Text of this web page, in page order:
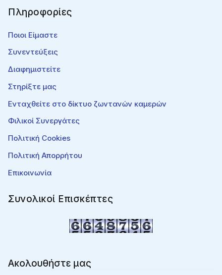
Πληροφορίες
Ποιοι Είμαστε
Συνεντεύξεις
Διαφημιστείτε
Στηρίξτε μας
Ενταχθείτε στο δίκτυο ζωντανών καμερών
Φιλικοί Συνεργάτες
Πολιτική Cookies
Πολιτική Απορρήτου
Επικοινωνία
Συνολικοί Επισκέπτες
Ακολουθήστε μας